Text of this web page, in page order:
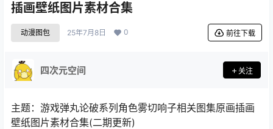
插画壁纸图片素材合集
动漫图包 25年7月8日 0 前往下载
四次元空间 关注
主题：游戏弹丸论破系列角色雾切响子相关图集原画插画
壁纸图片素材合集(二期更新)